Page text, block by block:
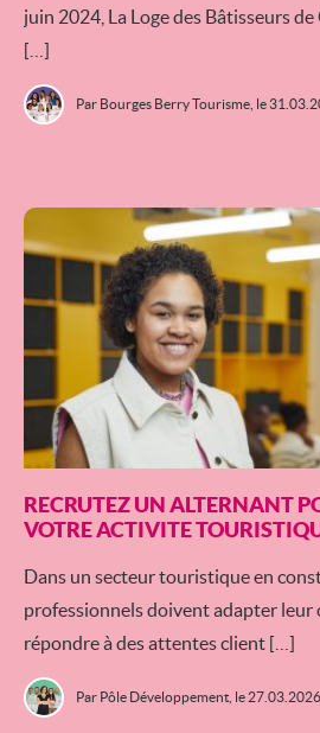
juin 2024, La Loge des Bâtisseurs
[…]
Par Bourges Berry Tourisme, le
RECRUTEZ UN ALTERNANT
VOTRE ACTIVITE
Dans un secteur touristique en
professionnels doivent adapter leur
répondre à des attentes client […]
Par Pôle Développement, le 27.03.2026